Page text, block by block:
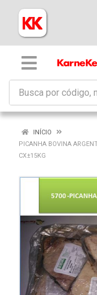
INÍCIO
PICANHA BOVINA
CX±15KG